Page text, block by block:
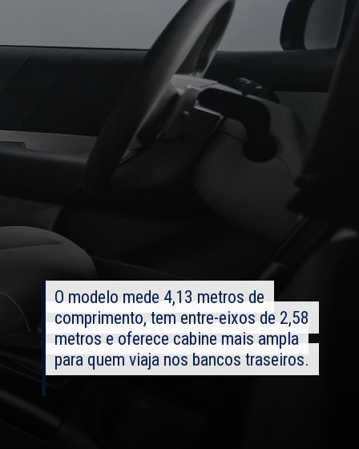
O modelo mede 4,13 metros de
comprimento, tem entre-eixos de 2,58
metros e oferece cabine mais ampla
para quem viaja nos bancos traseiros.
O modelo mede 4,13 metros de
comprimento, tem entre-eixos de 2,58
metros e oferece cabine mais ampla
para quem viaja nos bancos traseiros.